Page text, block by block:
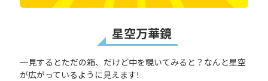
星空万華鏡
一見するとただの箱、だけど中を覗いてみると？なんと星空
が広がっているように見えます!